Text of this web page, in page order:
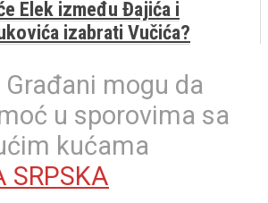
Elek između Đajića i
izabrati Vučića?
Građani mogu da
u sporovima sa
kućama
SRPSKA